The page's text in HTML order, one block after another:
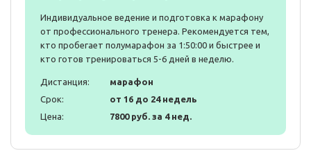
Индивидуальное ведение и подготовка к марафону
от профессионального тренера. Рекомендуется тем,
кто пробегает полумарафон за 1:50:00 и быстрее и
кто готов тренироваться 5-6 дней в неделю.
Дистанция:
марафон
Срок:
от 16 до 24 недель
Цена:
7800 руб. за 4 нед.